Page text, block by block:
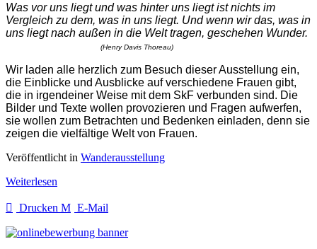
Was vor uns liegt und was hinter uns liegt ist nichts im
Vergleich zu dem, was in uns liegt. Und wenn wir das, was in
uns liegt nach außen in die Welt tragen, geschehen Wunder.
(Henry Davis Thoreau)
Wir laden alle herzlich zum Besuch dieser Ausstellung ein,
die Einblicke und Ausblicke auf verschiedene Frauen gibt,
die in irgendeiner Weise mit dem SkF verbunden sind. Die
Bilder und Texte wollen provozieren und Fragen aufwerfen,
sie wollen zum Betrachten und Bedenken einladen, denn sie
zeigen die vielfältige Welt von Frauen.
Veröffentlicht in Wanderausstellung
Weiterlesen
Drucken E-Mail